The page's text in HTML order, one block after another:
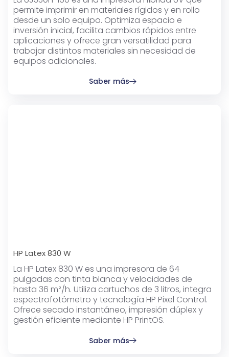
permite imprimir en materiales rígidos y en rollo
desde un solo equipo. Optimiza espacio e
inversión inicial, facilita cambios rápidos entre
aplicaciones y ofrece gran versatilidad para
trabajar distintos materiales sin necesidad de
equipos adicionales.
Saber más
HP Latex 830 W
La HP Latex 830 W es una impresora de 64
pulgadas con tinta blanca y velocidades de
hasta 36 m²/h. Utiliza cartuchos de 3 litros, integra
espectrofotómetro y tecnología HP Pixel Control.
Ofrece secado instantáneo, impresión dúplex y
gestión eficiente mediante HP PrintOS.
Saber más